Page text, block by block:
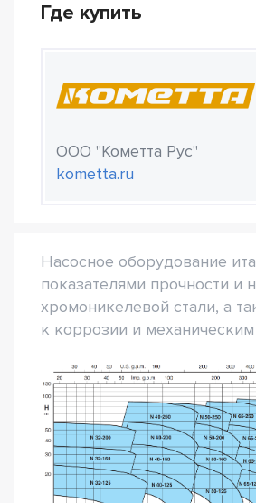
Где купить
ООО "Кометта Рус"
kometta.ru
Насосное оборудование
показателями прочности
хромоникелевой стали, а
к коррозии и